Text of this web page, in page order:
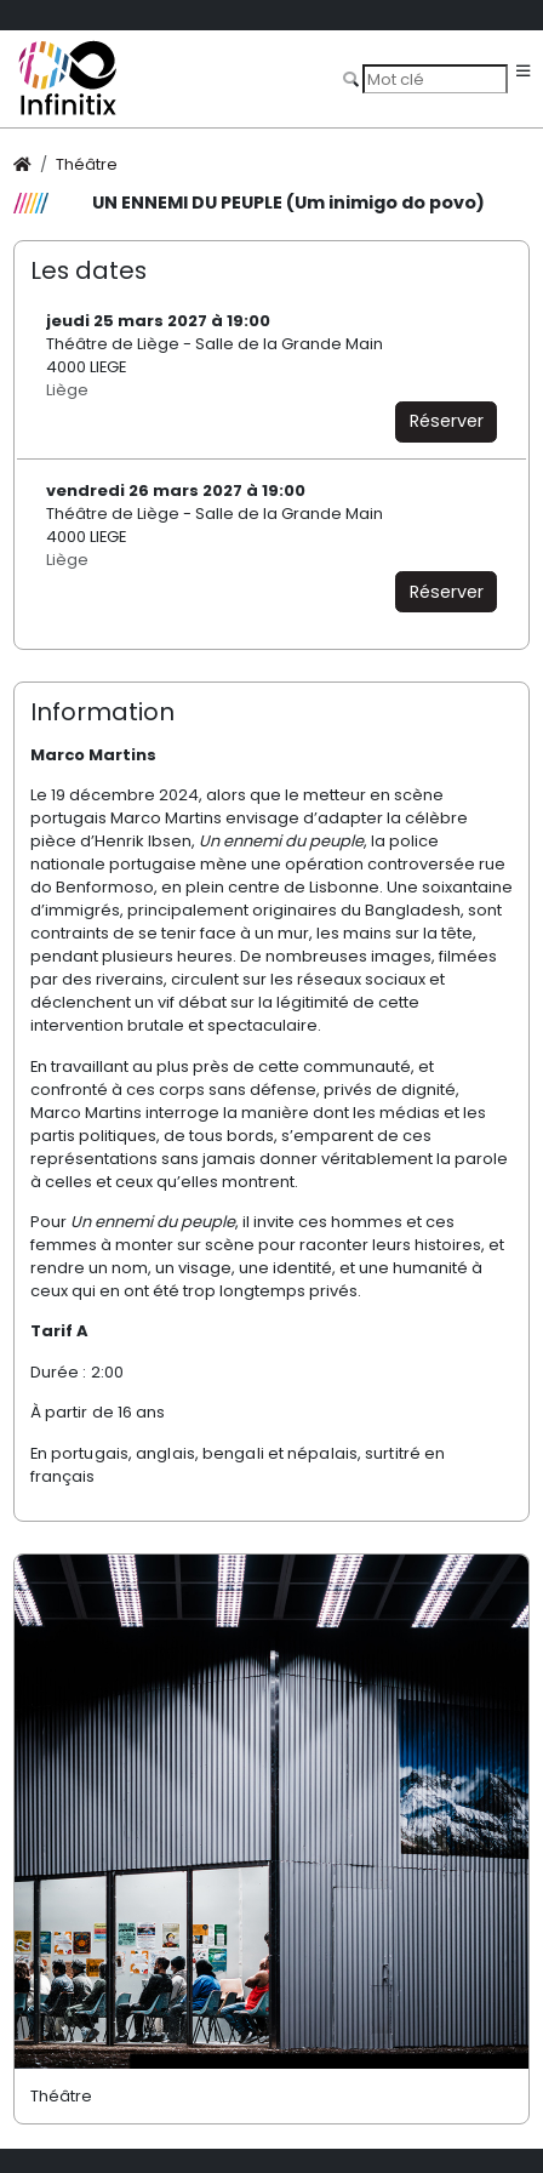
Théâtre
UN ENNEMI DU PEUPLE (Um inimigo do povo)
Les dates
jeudi 25 mars 2027 à 19:00
Théâtre de Liège - Salle de la Grande Main
4000 LIEGE
Liège
Réserver
vendredi 26 mars 2027 à 19:00
Théâtre de Liège - Salle de la Grande Main
4000 LIEGE
Liège
Réserver
Information
Marco Martins
Le 19 décembre 2024, alors que le metteur en scène
portugais Marco Martins envisage d’adapter la célèbre
pièce d’Henrik Ibsen, Un ennemi du peuple, la police
nationale portugaise mène une opération controversée rue
do Benformoso, en plein centre de Lisbonne. Une soixantaine
d’immigrés, principalement originaires du Bangladesh, sont
contraints de se tenir face à un mur, les mains sur la tête,
pendant plusieurs heures. De nombreuses images, filmées
par des riverains, circulent sur les réseaux sociaux et
déclenchent un vif débat sur la légitimité de cette
intervention brutale et spectaculaire.
En travaillant au plus près de cette communauté, et
confronté à ces corps sans défense, privés de dignité,
Marco Martins interroge la manière dont les médias et les
partis politiques, de tous bords, s’emparent de ces
représentations sans jamais donner véritablement la parole
à celles et ceux qu’elles montrent.
Pour Un ennemi du peuple, il invite ces hommes et ces
femmes à monter sur scène pour raconter leurs histoires, et
rendre un nom, un visage, une identité, et une humanité à
ceux qui en ont été trop longtemps privés.
Tarif A
Durée : 2:00
À partir de 16 ans
En portugais, anglais, bengali et népalais, surtitré en
français
Théâtre